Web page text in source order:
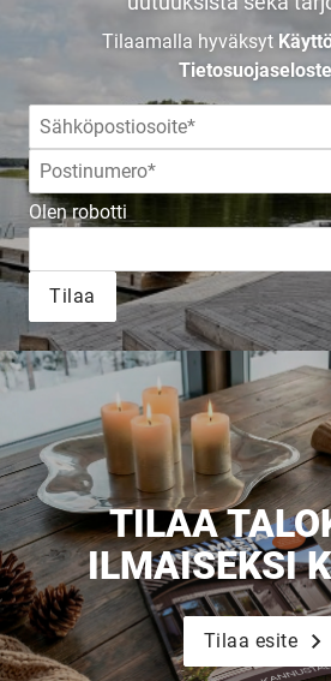
Tilaamalla hyväksyt
Olen robotti
Tilaa
TILAA
ILMAISEKSI
Tilaa esite
Upea yli 200-
Tilaa esite